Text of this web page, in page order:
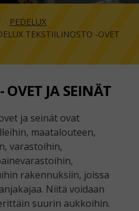
PEDELUX
TEKSTIILINOSTO -OVET
JA SEINÄT
ja seinät ovat
maatalouteen,
varastoihin,
rakennuksiin, joissa
Niitä voidaan
suurin aukkoihin.